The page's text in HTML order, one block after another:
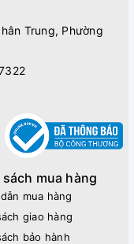
Trung, Phường
mua hàng
mua hàng
giao hàng
bảo hành